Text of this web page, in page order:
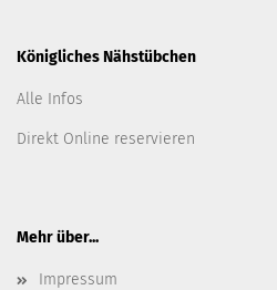
Königliches Nähstübchen
Alle Infos
Direkt Online reservieren
Mehr über...
Impressum